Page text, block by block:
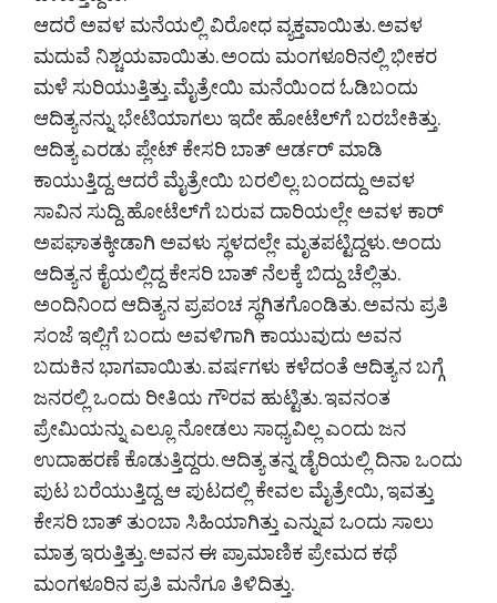
ಆದರೆ ಅವಳ ಮನೆಯಲ್ಲಿ ವಿರೋಧ ವ್ಯಕ್ತವಾಯಿತು. ಅವಳ
ಮದುವೆ ನಿಶ್ಚಯವಾಯಿತು. ಅಂದು ಮಂಗಳೂರಿನಲ್ಲಿ ಭೀಕರ
ಮಳೆ ಸುರಿಯುತ್ತಿತ್ತು. ಮೈತ್ರೇಯಿ ಮನೆಯಿಂದ ಓಡಿಬಂದು
ಆದಿತ್ಯನನ್ನು ಭೇಟಿಯಾಗಲು ಇದೇ ಹೋಟೆಲ್‌ಗೆ ಬರಬೇಕಿತ್ತು.
ಆದಿತ್ಯ ಎರಡು ಪ್ಲೇಟ್ ಕೇಸರಿ ಬಾತ್ ಆರ್ಡರ್ ಮಾಡಿ
ಕಾಯುತ್ತಿದ್ದ. ಆದರೆ ಮೈತ್ರೇಯಿ ಬರಲಿಲ್ಲ. ಬಂದದ್ದು ಅವಳ
ಸಾವಿನ ಸುದ್ದಿ. ಹೋಟೆಲ್‌ಗೆ ಬರುವ ದಾರಿಯಲ್ಲೇ ಅವಳ ಕಾರ್
ಅಪಘಾತಕ್ಕೀಡಾಗಿ ಅವಳು ಸ್ಥಳದಲ್ಲೇ ಮೃತಪಟ್ಟಿದ್ದಳು. ಅಂದು
ಆದಿತ್ಯನ ಕೈಯಲ್ಲಿದ್ದ ಕೇಸರಿ ಬಾತ್ ನೆಲಕ್ಕೆ ಬಿದ್ದು ಚೆಲ್ಲಿತು.
ಅಂದಿನಿಂದ ಆದಿತ್ಯನ ಪ್ರಪಂಚ ಸ್ಥಗಿತಗೊಂಡಿತು. ಅವನು ಪ್ರತಿ
ಸಂಜೆ ಇಲ್ಲಿಗೆ ಬಂದು ಅವಳಿಗಾಗಿ ಕಾಯುವುದು ಅವನ
ಬದುಕಿನ ಭಾಗವಾಯಿತು. ವರ್ಷಗಳು ಕಳೆದಂತೆ ಆದಿತ್ಯನ ಬಗ್ಗೆ
ಜನರಲ್ಲಿ ಒಂದು ರೀತಿಯ ಗೌರವ ಹುಟ್ಟಿತು. ಇವನಂತ
ಪ್ರೇಮಿಯನ್ನು ಎಲ್ಲೂ ನೋಡಲು ಸಾಧ್ಯವಿಲ್ಲ ಎಂದು ಜನ
ಉದಾಹರಣೆ ಕೊಡುತ್ತಿದ್ದರು. ಆದಿತ್ಯ ತನ್ನ ಡೈರಿಯಲ್ಲಿ ದಿನಾ ಒಂದು
ಪುಟ ಬರೆಯುತ್ತಿದ್ದ. ಆ ಪುಟದಲ್ಲಿ ಕೇವಲ ಮೈತ್ರೇಯಿ, ಇವತ್ತು
ಕೇಸರಿ ಬಾತ್ ತುಂಬಾ ಸಿಹಿಯಾಗಿತ್ತು ಎನ್ನುವ ಒಂದು ಸಾಲು
ಮಾತ್ರ ಇರುತ್ತಿತ್ತು. ಅವನ ಈ ಪ್ರಾಮಾಣಿಕ ಪ್ರೇಮದ ಕಥೆ
ಮಂಗಳೂರಿನ ಪ್ರತಿ ಮನೆಗೂ ತಿಳಿದಿತ್ತು.